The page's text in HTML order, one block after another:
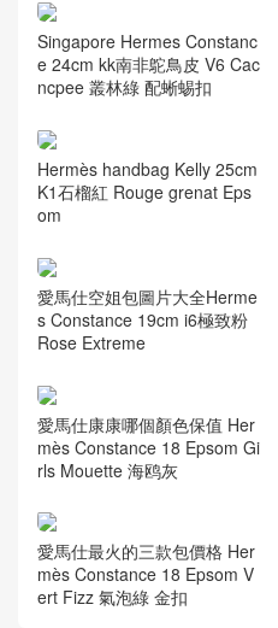
相關推薦
愛馬仕康斯坦斯包價格 Herm
ès Constance 18 Box 黑色配
自然色蜥蜴皮
Singapore Hermes Constanc
e 24cm kk南非鴕鳥皮 V6 Cac
ncpee 叢林綠 配蜥蜴扣
Hermès handbag Kelly 25cm
K1石榴紅 Rouge grenat Eps
om